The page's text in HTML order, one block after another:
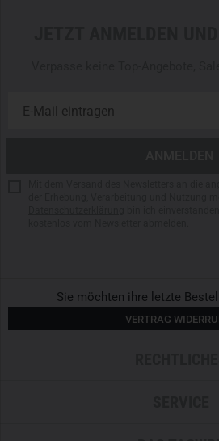
Sie möchten ihre letzte
VERTRAG